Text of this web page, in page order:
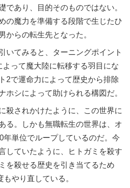
であり、目的そのものではない。
の魔力を準備する段階で生じたひ
からの転生先となった。
いてみると、ターニングポイント
って魔大陸に転移する羽目にな
2で運命力によって歴史から排除
ホシによって助けられる構図だ。
殺されかけたように、この世界に
る。しかも無職転生の世界は、オ
年単位でループしているのだ。今
していたように、ヒトガミを殺す
を殺せる歴史を引き当てるため
やり直している。